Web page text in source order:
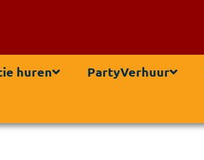
huren PartyVerhuur